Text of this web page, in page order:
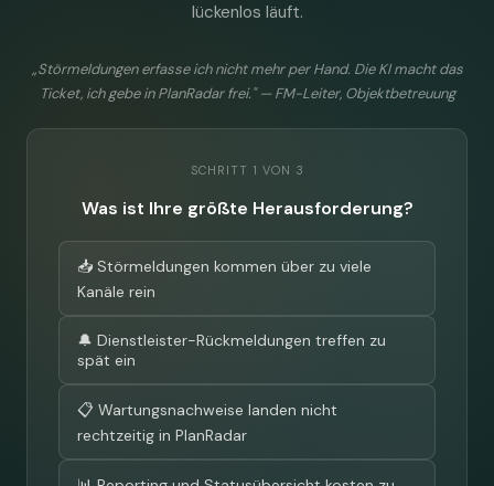
lückenlos läuft.
„Störmeldungen erfasse ich nicht mehr per Hand. Die KI macht das
Ticket, ich gebe in PlanRadar frei." — FM-Leiter, Objektbetreuung
SCHRITT 1 VON 3
Was ist Ihre größte Herausforderung?
📥 Störmeldungen kommen über zu viele
Kanäle rein
🔔 Dienstleister-Rückmeldungen treffen zu
spät ein
📋 Wartungsnachweise landen nicht
rechtzeitig in PlanRadar